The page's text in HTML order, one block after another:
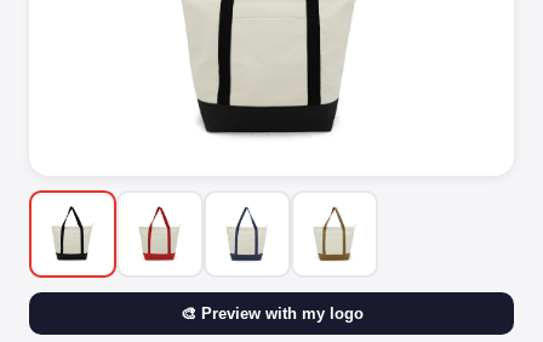
🎨 Preview with my logo